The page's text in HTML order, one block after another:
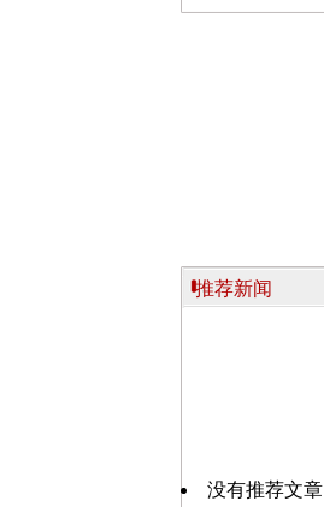
推荐新闻
没有推荐文章